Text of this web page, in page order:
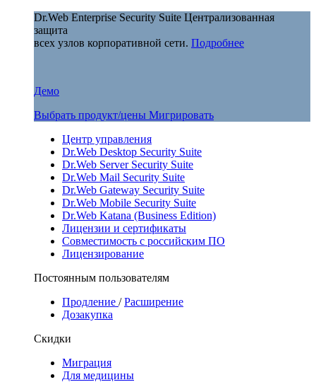
Dr.Web Enterprise Security Suite Централизованная
защита
всех узлов корпоративной сети. Подробнее
Демо
Выбрать продукт/цены Мигрировать
Центр управления
Dr.Web Desktop Security Suite
Dr.Web Server Security Suite
Dr.Web Mail Security Suite
Dr.Web Gateway Security Suite
Dr.Web Mobile Security Suite
Dr.Web Katana (Business Edition)
Лицензии и сертификаты
Совместимость с российским ПО
Лицензирование
Постоянным пользователям
Продление /Расширение
Дозакупка
Скидки
Миграция
Для медицины